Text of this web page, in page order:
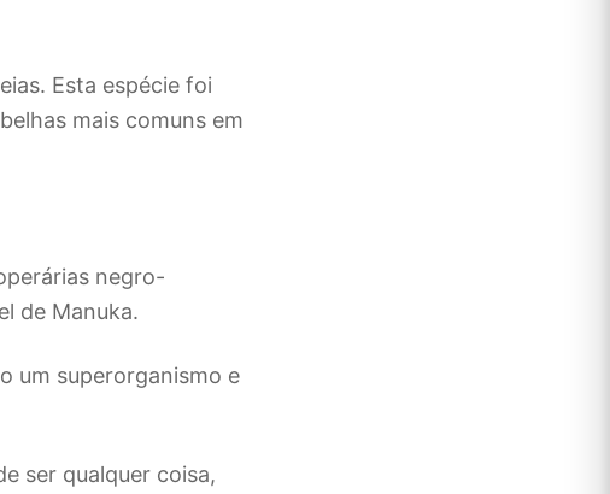
Esta espécie foi
mais comuns em
negro-
de Manuka.
um superorganismo e
ser qualquer coisa,